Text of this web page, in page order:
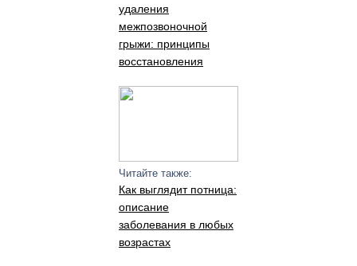
удаления
межпозвоночной
грыжи: принципы
восстановления
Читайте также:
Как выглядит потница:
описание
заболевания в любых
возрастах